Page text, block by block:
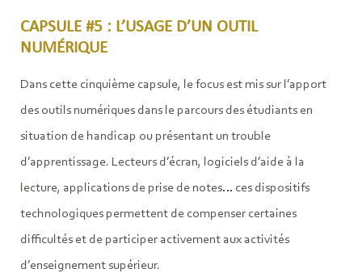
CAPSULE #5 : L’USAGE D’UN OUTIL
NUMÉRIQUE
Dans cette cinquième capsule, le focus est mis sur l’apport
des outils numériques dans le parcours des étudiants en
situation de handicap ou présentant un trouble
d’apprentissage. Lecteurs d’écran, logiciels d’aide à la
lecture, applications de prise de notes… ces dispositifs
technologiques permettent de compenser certaines
difficultés et de participer activement aux activités
d’enseignement supérieur.